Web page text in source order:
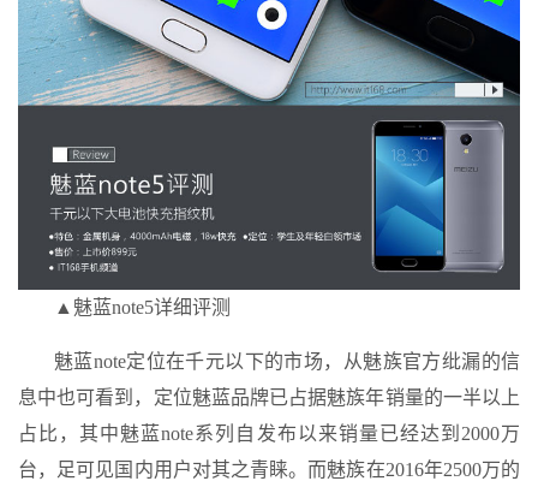
▲魅蓝note5详细评测
魅蓝note定位在千元以下的市场，从魅族官方纰漏的信
息中也可看到，定位魅蓝品牌已占据魅族年销量的一半以上
占比，其中魅蓝note系列自发布以来销量已经达到2000万
台，足可见国内用户对其之青睐。而魅族在2016年2500万的